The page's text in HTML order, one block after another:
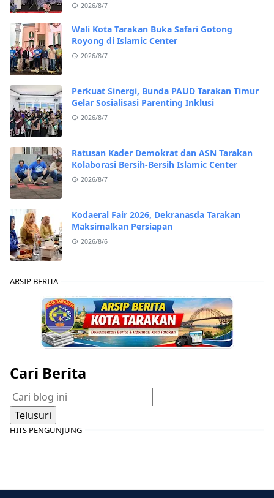
2026/8/7
Wali Kota Tarakan Buka Safari Gotong
Royong di Islamic Center
2026/8/7
Perkuat Sinergi, Bunda PAUD Tarakan Timur
Gelar Sosialisasi Parenting Inklusi
2026/8/7
Ratusan Kader Demokrat dan ASN Tarakan
Kolaborasi Bersih-Bersih Islamic Center
2026/8/7
Kodaeral Fair 2026, Dekranasda Tarakan
Maksimalkan Persiapan
2026/8/6
ARSIP BERITA
Cari Berita
HITS PENGUNJUNG